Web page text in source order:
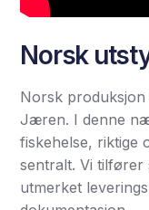
Norsk
Norsk
Jæren. I denne
fiskehelse, riktige
sentralt. Vi tilfører
utmerket